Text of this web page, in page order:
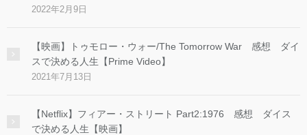
2022年2月9日
【映画】トゥモロー・ウォー/The Tomorrow War 感想 ダイ
スで決める人生【Prime Video】
2021年7月13日
【Netflix】フィアー・ストリート Part2:1976 感想 ダイス
で決める人生【映画】